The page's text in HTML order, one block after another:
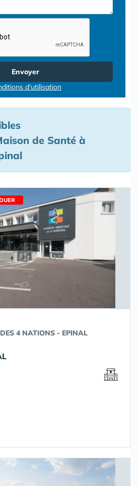
Envoyer
d'utilisation
de Santé à
4 NATIONS - EPINAL